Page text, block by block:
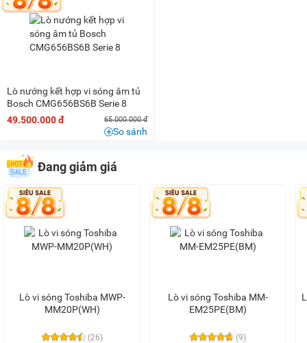
1,5 triệu - 2 triệu (40)
2 triệu - 3 triệu (39)
8 triệu - 10 triệu (18)
10 triệu - 15 triệu
(17)
20 triệu - 25 triệu
(7)
25 triệu - 30 triệu
40 triệu - 50 triệu
50 triệu - 100 triệu
(1)
Lò nướng kết hợp vi sóng âm tủ
Bosch CMG656BS6B Serie 8
49.500.000 đ
65.000.000 đ
So sánh
Đang giảm giá
Lò vi sóng Toshiba MWP-
MM20P(WH)
(26)
Lò vi sóng Toshiba MM-
EM25PE(BM)
(9)